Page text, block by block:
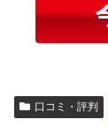
口コミ・評判